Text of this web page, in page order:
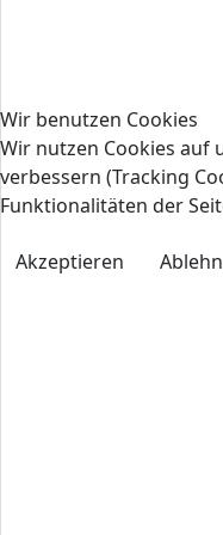
Wir benutzen Cookies
Wir nutzen Cookies auf
verbessern (Tracking
Funktionalitäten der
Akzeptieren